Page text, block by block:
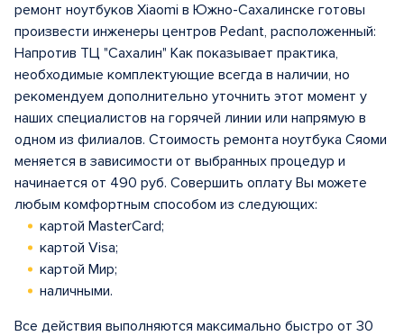
ремонт ноутбуков Xiaomi в Южно-Сахалинске готовы
произвести инженеры центров Pedant, расположенный:
Напротив ТЦ "Сахалин" Как показывает практика,
необходимые комплектующие всегда в наличии, но
рекомендуем дополнительно уточнить этот момент у
наших специалистов на горячей линии или напрямую в
одном из филиалов. Стоимость ремонта ноутбука Сяоми
меняется в зависимости от выбранных процедур и
начинается от 490 руб. Совершить оплату Вы можете
любым комфортным способом из следующих:
картой MasterCard;
картой Visa;
картой Мир;
наличными.
Все действия выполняются максимально быстро от 30